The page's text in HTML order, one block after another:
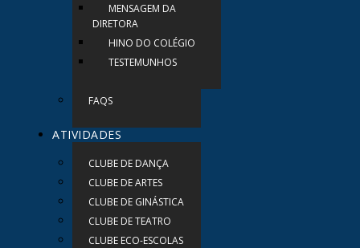
MENSAGEM DA
DIRETORA
HINO DO COLÉGIO
TESTEMUNHOS
FAQS
ATIVIDADES
CLUBE DE DANÇA
CLUBE DE ARTES
CLUBE DE GINÁSTICA
CLUBE DE TEATRO
CLUBE ECO-ESCOLAS